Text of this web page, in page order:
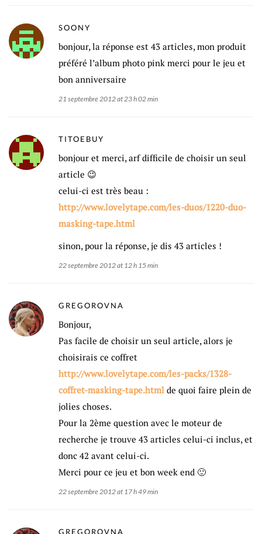
SOONY
bonjour, la réponse est 43 articles, mon produit
préféré l’album photo pink merci pour le jeu et
bon anniversaire
21 septembre 2012 at 23 h 02 min
TITOEBUY
bonjour et merci, arf difficile de choisir un seul
article 😉
celui-ci est très beau :
http://www.lovelytape.com/les-duos/1220-duo-
masking-tape.html
sinon, pour la réponse, je dis 43 articles !
22 septembre 2012 at 12 h 15 min
GREGOROVNA
Bonjour,
Pas facile de choisir un seul article, alors je
choisirais ce coffret
http://www.lovelytape.com/les-packs/1328-
coffret-masking-tape.html de quoi faire plein de
jolies choses.
Pour la 2ème question avec le moteur de
recherche je trouve 43 articles celui-ci inclus, et
donc 42 avant celui-ci.
Merci pour ce jeu et bon week end 🙂
22 septembre 2012 at 17 h 49 min
GREGOROVNA